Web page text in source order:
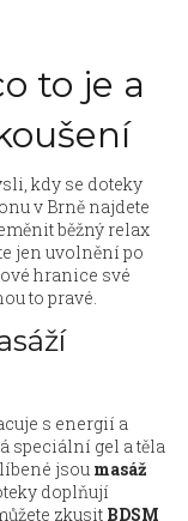
to je a
kdy se doteky
v Brně najdete
běžný relax
jen uvolnění po
hranice své
to pravé.
s energií a
speciální gel a těla
jsou masáž
doplňují
zkusit BDSM